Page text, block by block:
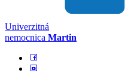
Univerzitná
nemocnica Martin